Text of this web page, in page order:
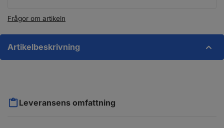
Frågor om artikeln
Artikelbeskrivning
Leveransens omfattning